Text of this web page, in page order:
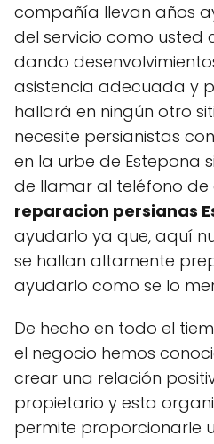
compañía llevan años
del servicio como usted
dando
asistencia adecuada y
hallará en ningún otro
necesite persianistas
en la urbe de Estepona
de llamar al teléfono
reparacion persianas
ayudarlo ya que, aquí
se hallan altamente
ayudarlo como se lo
De hecho en todo el
el negocio hemos
crear una relación
propietario y esta
permite proporcionarle